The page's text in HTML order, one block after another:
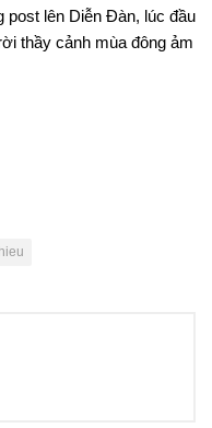
post lên Diễn Đàn, lúc đầu
thầy cảnh mùa đông ảm